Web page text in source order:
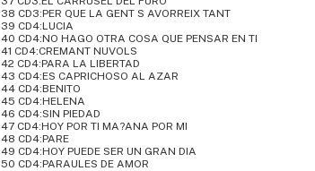
38 CD3:PER QUE LA GENT S AVORREIX TANT
39 CD4:LUCIA
40 CD4:NO HAGO OTRA COSA QUE PENSAR EN TI
41 CD4:CREMANT NUVOLS
42 CD4:PARA LA LIBERTAD
43 CD4:ES CAPRICHOSO AL AZAR
44 CD4:BENITO
45 CD4:HELENA
46 CD4:SIN PIEDAD
47 CD4:HOY POR TI MA?ANA POR MI
48 CD4:PARE
49 CD4:HOY PUEDE SER UN GRAN DIA
50 CD4:PARAULES DE AMOR